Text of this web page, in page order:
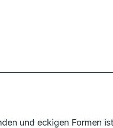
und eckigen Formen